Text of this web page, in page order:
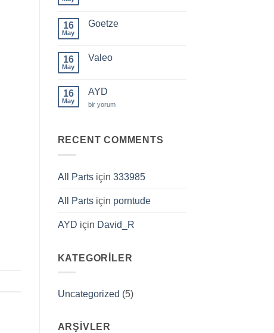
16
May
Goetze
16
May
Valeo
16
May
AYD
AYD
bir yorum
RECENT COMMENTS
All Partsiçin 333985
All Partsiçin porntude
AYD için David_R
KATEGORILER
Uncategorized (5)
ARŞIVLER